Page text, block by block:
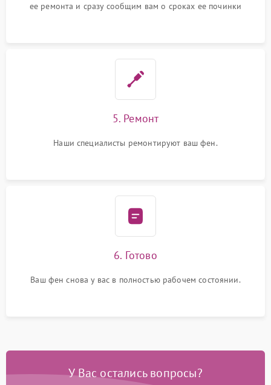
ее ремонта и сразу сообщим вам о сроках ее починки
5. Ремонт
Наши специалисты ремонтируют ваш фен.
6. Готово
Ваш фен снова у вас в полностью рабочем состоянии.
У Вас остались вопросы?